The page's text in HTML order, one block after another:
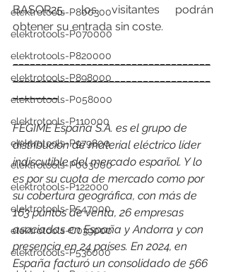
elektrotools-P800300
elektrotools-P070000
elektrotools-P820000
elektrotools-P898000
elektrotools-P058000
elektrotools-P110000
elektrotools-P979800
elektrotools-P003000
elektrotools-P122000
elektrotools-P547000
elektrotools-C039000
elektrotools-P536000
BASOR25, los visitantes podrán
obtener su entrada sin coste.
___________________________________
___________________________________
________
FEGIME España S.A. es el grupo de
distribución de material eléctrico líder
indiscutible del mercado español. Y lo
es por su cuota de mercado como por
su cobertura geográfica, con más de
163 puntos de venta, 26 empresas
asociadas en España y Andorra y con
presencia en 24 países. En 2024, en
España facturó un consolidado de 566